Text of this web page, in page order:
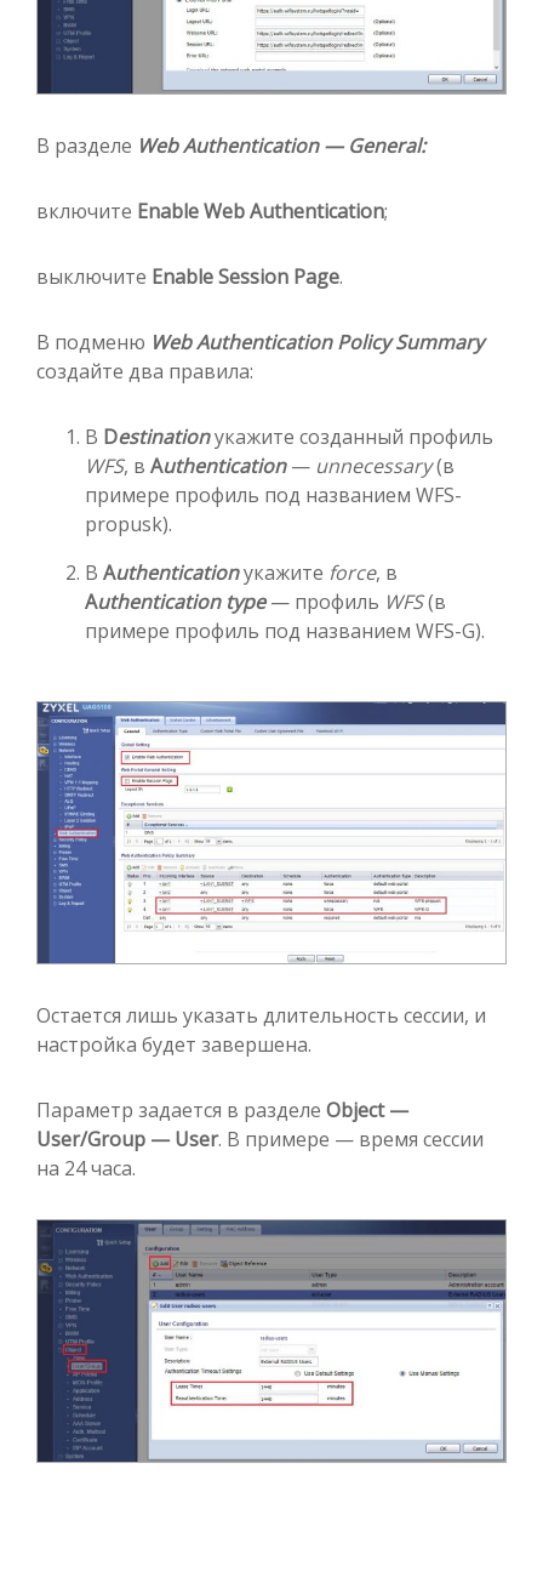
В разделе Web Authentication — General:
включите Enable Web Authentication;
выключите Enable Session Page.
В подменю Web Authentication Policy Summary
создайте два правила:
В Destinationукажите созданный профиль
WFS, в Authentication — unnecessary(в
примере профиль под названием WFS-
propusk).
В Authenticationукажите force, в
Authentication type— профиль WFS(в
примере профиль под названием WFS-G).
Остается лишь указать длительность сессии, и
настройка будет завершена.
Параметр задается в разделе Object —
User/Group — User. В примере — время сессии
на 24 часа.